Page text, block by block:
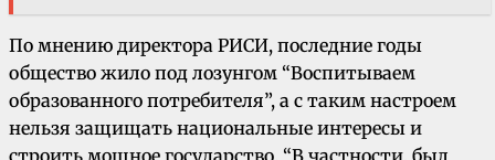
По мнению директора РИСИ, последние годы
общество жило под лозунгом “Воспитываем
образованного потребителя”, а с таким настроем
нельзя защищать национальные интересы и